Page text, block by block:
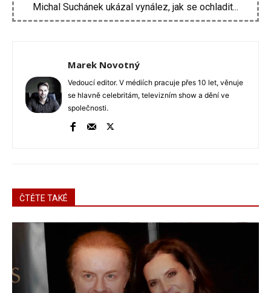
Velká proměna Pavla Šporcla za pouhé tři...
Marek Novotný
Vedoucí editor. V médiích pracuje přes 10 let, věnuje
se hlavně celebritám, televizním show a dění ve
společnosti.
ČTĚTE TAKÉ